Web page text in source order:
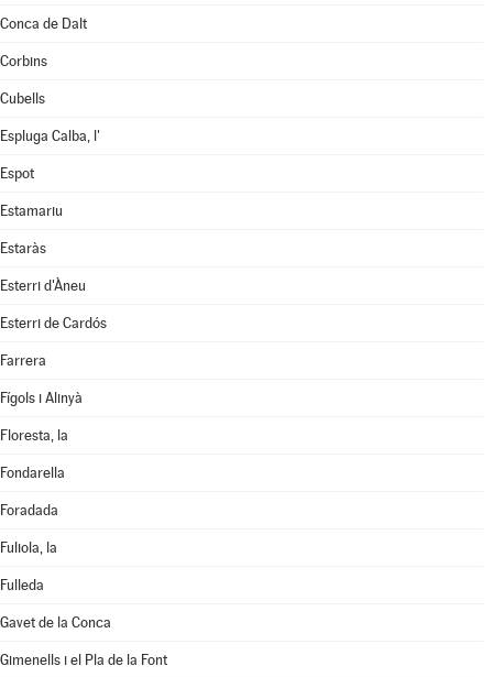
Conca de Dalt
Corbins
Cubells
Espluga Calba, l'
Espot
Estamariu
Estaràs
Esterri d'Àneu
Esterri de Cardós
Farrera
Fígols i Alinyà
Floresta, la
Fondarella
Foradada
Fuliola, la
Fulleda
Gavet de la Conca
Gimenells i el Pla de la Font